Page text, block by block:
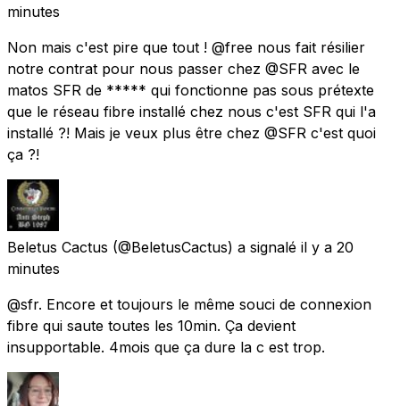
minutes
Non mais c'est pire que tout ! @free nous fait résilier
notre contrat pour nous passer chez @SFR avec le
matos SFR de ***** qui fonctionne pas sous prétexte
que le réseau fibre installé chez nous c'est SFR qui l'a
installé ?! Mais je veux plus être chez @SFR c'est quoi
ça ?!
Beletus Cactus (@BeletusCactus) a signalé il y a 20
minutes
@sfr. Encore et toujours le même souci de connexion
fibre qui saute toutes les 10min. Ça devient
insupportable. 4mois que ça dure la c est trop.